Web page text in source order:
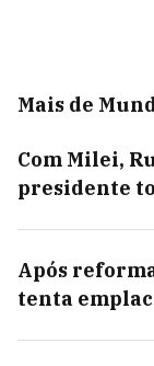
Mais de
Com Milei,
presidente
Após
tenta